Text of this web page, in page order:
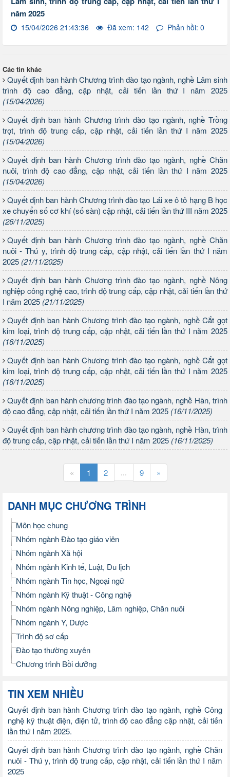
năm 2025
15/04/2026 21:43:36 Đã xem: 142 Phản hồi: 0
Các tin khác
Quyết định ban hành Chương trình đào tạo ngành, nghề Lâm sinh
trình độ cao đẳng, cập nhật, cải tiến lần thứ I năm 2025
(15/04/2026)
Quyết định ban hành Chương trình đào tạo ngành, nghề Trồng
trọt, trình độ trung cấp, cập nhật, cải tiến lần thứ I năm 2025
(15/04/2026)
Quyết định ban hành Chương trình đào tạo ngành, nghề Chăn
nuôi, trình độ cao đẳng, cập nhật, cải tiến lần thứ I năm 2025
(15/04/2026)
Quyết định ban hành Chương trình đào tạo Lái xe ô tô hạng B học
xe chuyển số cơ khí (số sàn) cập nhật, cải tiến lần thứ III năm 2025
(26/11/2025)
Quyết định ban hành Chương trình đào tạo ngành, nghề Chăn
nuôi - Thú y, trình độ trung cấp, cập nhật, cải tiến lần thứ I năm
2025 (21/11/2025)
Quyết định ban hành Chương trình đào tạo ngành, nghề Nông
nghiệp công nghệ cao, trình độ trung cấp, cập nhật, cải tiến lần thứ
I năm 2025 (21/11/2025)
Quyết định ban hành Chương trình đào tạo ngành, nghề Cắt gọt
kim loại, trình độ trung cấp, cập nhật, cải tiến lần thứ I năm 2025
(16/11/2025)
Quyết định ban hành Chương trình đào tạo ngành, nghề Cắt gọt
kim loại, trình độ trung cấp, cập nhật, cải tiến lần thứ I năm 2025
(16/11/2025)
Quyết định ban hành chương trình đào tạo ngành, nghề Hàn, trình
độ cao đẳng, cập nhật, cải tiến lần thứ I năm 2025 (16/11/2025)
Quyết định ban hành chương trình đào tạo ngành, nghề Hàn, trình
độ trung cấp, cập nhật, cải tiến lần thứ I năm 2025 (16/11/2025)
« 1 2 ... 9 »
DANH MỤC CHƯƠNG TRÌNH
Môn học chung
Nhóm ngành Đào tạo giáo viên
Nhóm ngành Xã hội
Nhóm ngành Kinh tế, Luật, Du lịch
Nhóm ngành Tin học, Ngoại ngữ
Nhóm ngành Kỹ thuật - Công nghệ
Nhóm ngành Nông nghiệp, Lâm nghiệp, Chăn nuôi
Nhóm ngành Y, Dược
Trình độ sơ cấp
Đào tạo thường xuyên
Chương trình Bồi dưỡng
TIN XEM NHIỀU
Quyết định ban hành Chương trình đào tạo ngành, nghề Công
nghệ kỹ thuật điện, điện tử, trình độ cao đẳng cập nhật, cải tiến
lần thứ I năm 2025.
Quyết định ban hành Chương trình đào tạo ngành, nghề Chăn
nuôi - Thú y, trình độ trung cấp, cập nhật, cải tiến lần thứ I năm
2025